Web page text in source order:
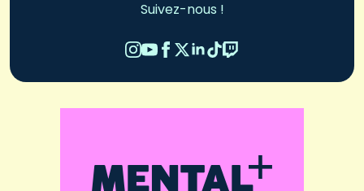
Suivez-nous !